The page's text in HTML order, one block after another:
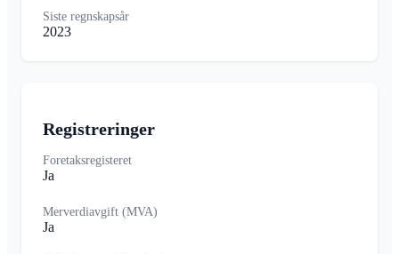
Siste regnskapsår
2023
Registreringer
Foretaksregisteret
Ja
Merverdiavgift (MVA)
Ja